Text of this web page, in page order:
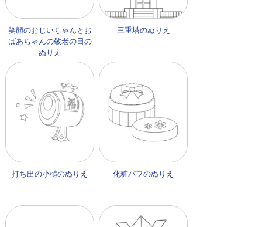
笑顔のおじいちゃんとお
ばあちゃんの敬老の日の
ぬりえ
三重塔のぬりえ
打ち出の小槌のぬりえ 化粧パフのぬりえ